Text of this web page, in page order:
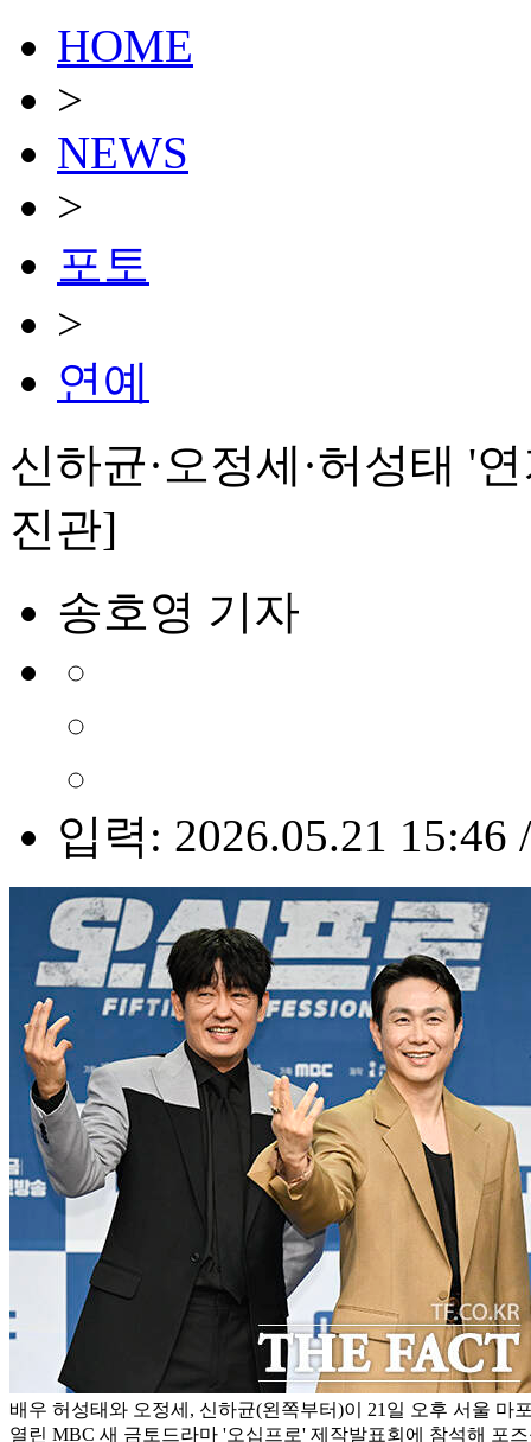
HOME
>
NEWS
>
포토
>
연예
신하균·오정세·허성태 '
진관]
송호영 기자
입력: 2026.05.21 15:46
배우 허성태와 오정세, 신하균(왼쪽부터)이 21일 오후 서울 마
열린 MBC 새 금토드라마 '오십프로' 제작발표회에 참석해 포